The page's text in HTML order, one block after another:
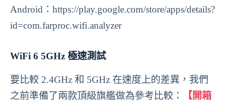
Android：https://play.google.com/store/apps/details?
id=com.farproc.wifi.analyzer
WiFi 6 5GHz 極速測試
要比較 2.4GHz 和 5GHz 在速度上的差異，我們
之前準備了兩款頂級旗艦做為參考比較：
【開箱